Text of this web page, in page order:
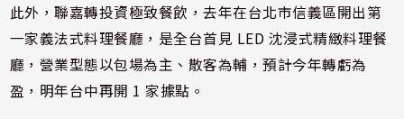
此外，聯嘉轉投資極致餐飲，去年在台北市信義區開出第
一家義法式料理餐廳，是全台首見 LED 沈浸式精緻料理餐
廳，營業型態以包場為主、散客為輔，預計今年轉虧為
盈，明年台中再開 1 家據點。